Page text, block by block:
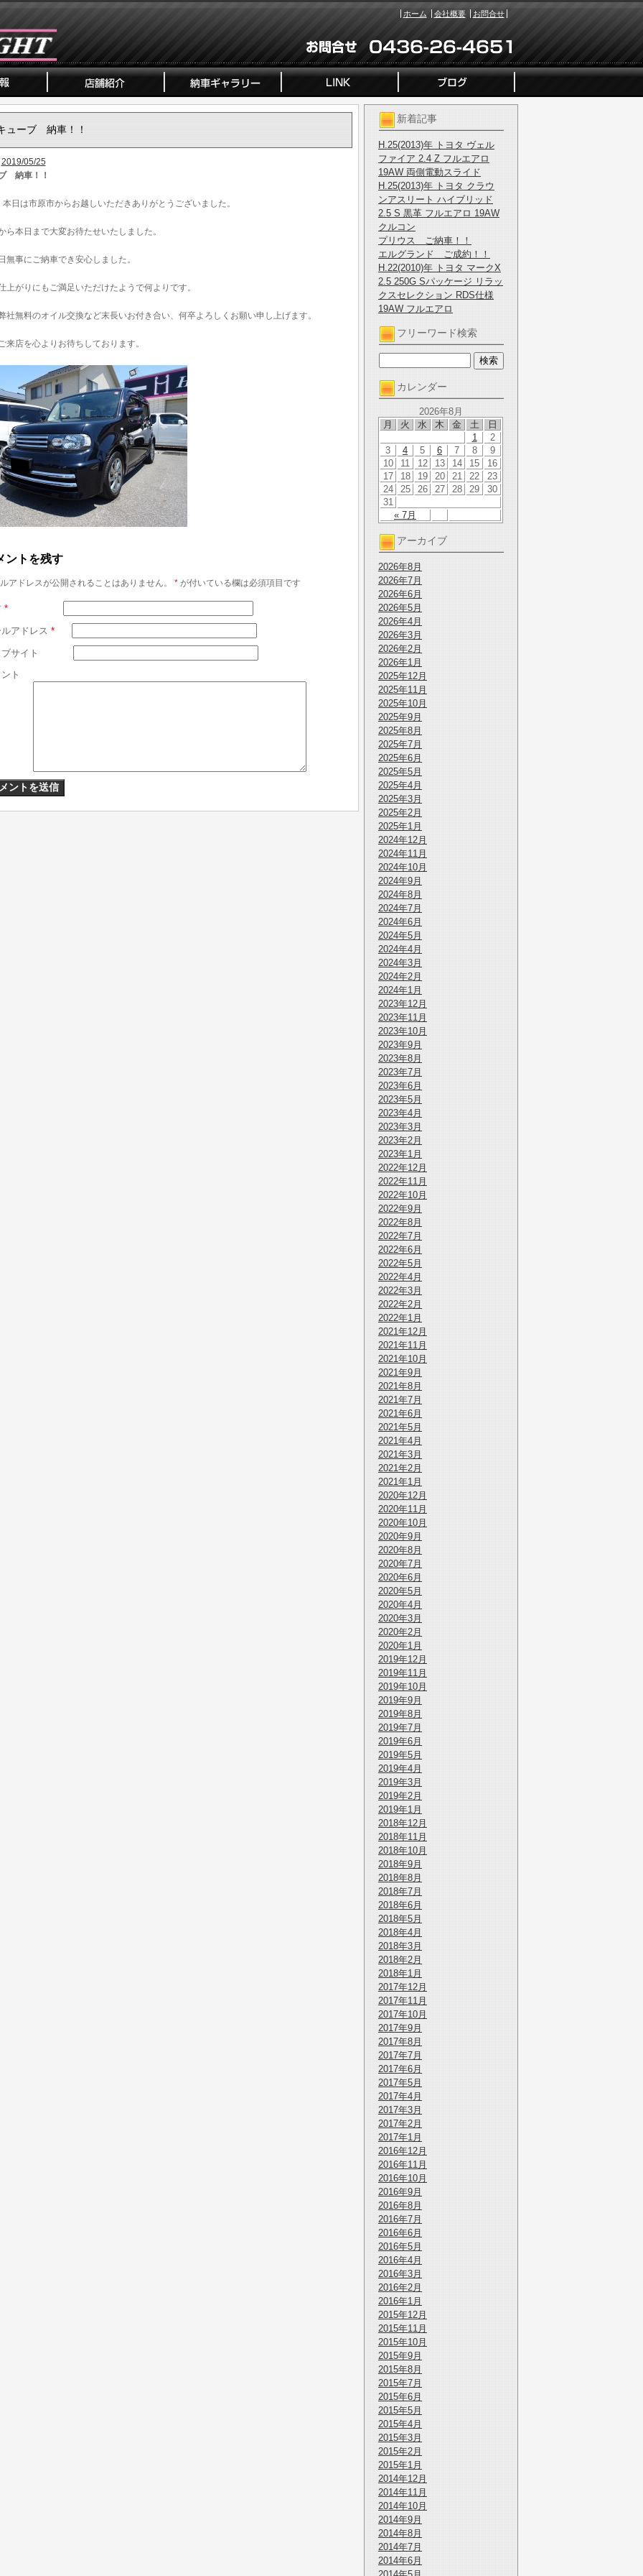
ホーム 会社概要 お問合せ
新着記事
H.25(2013)年 トヨタ ヴェル
ファイア 2.4 Z フルエアロ
19AW 両側電動スライド
H.25(2013)年 トヨタ クラウ
ンアスリート ハイブリッド
2.5 S 黒革 フルエアロ 19AW
クルコン
プリウス ご納車！！
エルグランド ご成約！！
H.22(2010)年 トヨタ マークX
2.5 250G Sパッケージ リラッ
クスセレクション RDS仕様
19AW フルエアロ
フリーワード検索
カレンダー
2026年8月
月
火 水 木 金 土 日
« 7月
1
2
3
4 5 6 7 8
9
10
11 12 13 14 15
16
17
18 19 20 21 22
23
24
25 26 27 28 29
30
31
アーカイブ
2026年8月
2026年7月
2026年6月
2026年5月
2026年4月
2026年3月
2026年2月
2026年1月
2025年12月
2025年11月
2025年10月
2025年9月
2025年8月
2025年7月
2025年6月
2025年5月
2025年4月
2025年3月
2025年2月
2025年1月
2024年12月
2024年11月
2024年10月
2024年9月
2024年8月
2024年7月
2024年6月
2024年5月
2024年4月
2024年3月
2024年2月
2024年1月
2023年12月
2023年11月
2023年10月
2023年9月
2023年8月
2023年7月
2023年6月
2023年5月
2023年4月
2023年3月
2023年2月
2023年1月
2022年12月
2022年11月
2022年10月
2022年9月
2022年8月
2022年7月
2022年6月
2022年5月
2022年4月
2022年3月
2022年2月
2022年1月
2021年12月
2021年11月
2021年10月
2021年9月
2021年8月
2021年7月
2021年6月
2021年5月
2021年4月
2021年3月
2021年2月
2021年1月
2020年12月
2020年11月
2020年10月
2020年9月
2020年8月
2020年7月
2020年6月
2020年5月
2020年4月
2020年3月
2020年2月
2020年1月
2019年12月
2019年11月
2019年10月
2019年9月
2019年8月
2019年7月
2019年6月
2019年5月
2019年4月
2019年3月
2019年2月
2019年1月
2018年12月
2018年11月
2018年10月
2018年9月
2018年8月
2018年7月
2018年6月
2018年5月
2018年4月
2018年3月
2018年2月
2018年1月
2017年12月
2017年11月
2017年10月
2017年9月
2017年8月
2017年7月
2017年6月
2017年5月
2017年4月
2017年3月
2017年2月
2017年1月
2016年12月
2016年11月
2016年10月
2016年9月
2016年8月
2016年7月
2016年6月
2016年5月
2016年4月
2016年3月
2016年2月
2016年1月
2015年12月
2015年11月
2015年10月
2015年9月
2015年8月
2015年7月
2015年6月
2015年5月
2015年4月
2015年3月
2015年2月
2015年1月
2014年12月
2014年11月
2014年10月
2014年9月
2014年8月
2014年7月
2014年6月
ューブ 納車！！
2019/05/25
納車！！
本日は市原市からお越しいただきありがとうございました。
ら本日まで大変お待たせいたしました。
無事にご納車でき安心しました。
上がりにもご満足いただけたようで何よりです。
社無料のオイル交換など末長いお付き合い、何卒よろしくお願い申し上げます。
来店を心よりお待ちしております。
ントを残す
アドレスが公開されることはありません。 *が付いている欄は必須項目です
*
アドレス *
サイト
ト